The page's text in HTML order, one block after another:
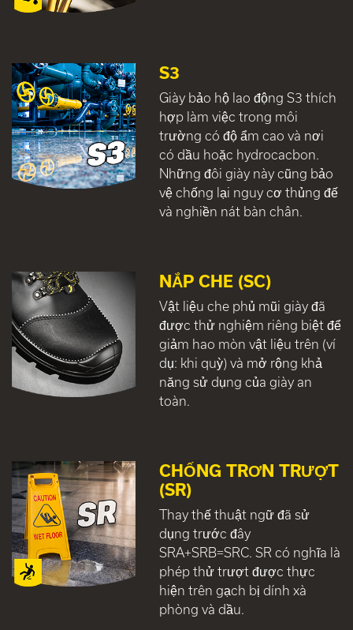
S3
Giày bảo hộ lao động S3 thích
hợp làm việc trong môi
trường có độ ẩm cao và nơi
có dầu hoặc hydrocacbon.
Những đôi giày này cũng bảo
vệ chống lại nguy cơ thủng đế
và nghiền nát bàn chân.
NẮP CHE (SC)
Vật liệu che phủ mũi giày đã
được thử nghiệm riêng biệt để
giảm hao mòn vật liệu trên (ví
dụ: khi quỳ) và mở rộng khả
năng sử dụng của giày an
toàn.
CHỐNG TRƠN TRƯỢT
(SR)
Thay thế thuật ngữ đã sử
dụng trước đây
SRA+SRB=SRC. SR có nghĩa là
phép thử trượt được thực
hiện trên gạch bị dính xà
phòng và dầu.